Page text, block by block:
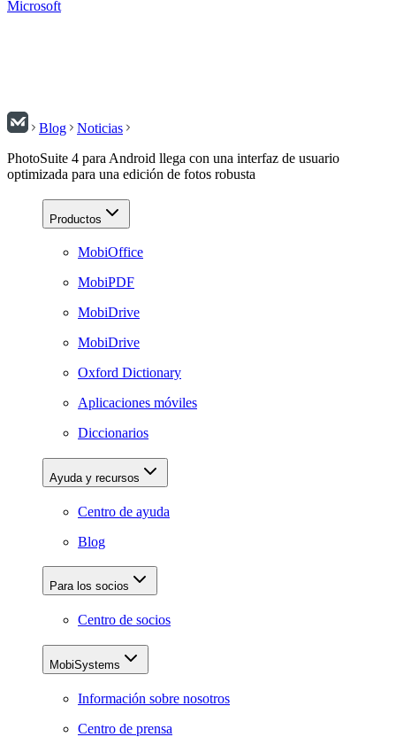
Microsoft
Blog
Noticias
PhotoSuite 4 para Android llega con una interfaz de usuario
optimizada para una edición de fotos robusta
Productos
MobiOffice
MobiPDF
MobiDrive
MobiDrive
Oxford Dictionary
Aplicaciones móviles
Diccionarios
Ayuda y recursos
Centro de ayuda
Blog
Para los socios
Centro de socios
MobiSystems
Información sobre nosotros
Centro de prensa